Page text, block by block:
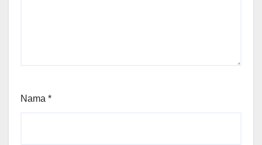
Nama *